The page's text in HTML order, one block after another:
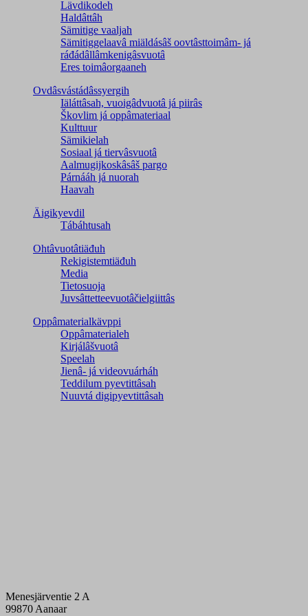
Lävdikodeh
Haldâttâh
Sämitige vaaljah
Sämitiggelaavâ miäldásâš oovtâsttoimâm- já
ráđádâllâmkenigâsvuotâ
Eres toimâorgaaneh
Ovdâsvástádâssyergih
Iäláttâsah, vuoigâdvuotâ já piirâs
Škovlim já oppâmateriaal
Kulttuur
Sämikielah
Sosiaal já tiervâsvuotâ
Aalmugijkoskâsâš pargo
Párnááh já nuorah
Haavah
Äigikyevdil
Tábáhtusah
Ohtâvuotâtiäđuh
Rekigistemtiäđuh
Media
Tietosuoja
Juvsâttetteevuotâčielgiittâs
Oppâmaterialkävppi
Oppâmaterialeh
Kirjálâšvuotâ
Speelah
Jienâ- já videovuárháh
Teddilum pyevtittâsah
Nuuvtá digipyevtittâsah
Menesjärventie 2 A
99870 Aanaar